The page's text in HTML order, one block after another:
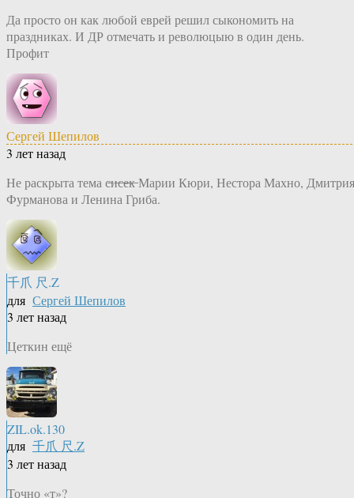
Да просто он как любой еврей решил сыкономить на
праздниках. И ДР отмечать и революцыю в один день.
Профит
Сергей Шепилов
3 лет назад
Не раскрыта тема с̶и̶с̶е̶к̶ Марии Кюри, Нестора Махно, Дмитрия
Фурманова и Ленина Гриба.
千爪 尺.Z
для Сергей Шепилов
3 лет назад
Цеткин ещё
ZIL.ok.130
для 千爪 尺.Z
3 лет назад
Точно «т»?